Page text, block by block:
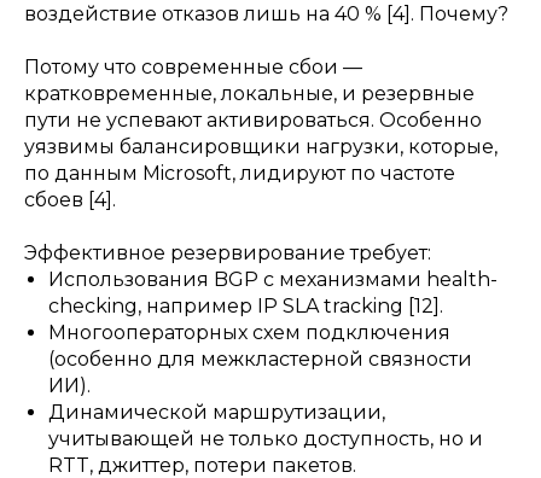
воздействие отказов лишь на 40 % [4]. Почему?
Потому что современные сбои —
кратковременные, локальные, и резервные
пути не успевают активироваться. Особенно
уязвимы балансировщики нагрузки, которые,
по данным Microsoft, лидируют по частоте
сбоев [4].
Эффективное резервирование требует:
Использования BGP с механизмами health-
checking, например IP SLA tracking [12].
Многооператорных схем подключения
(особенно для межкластерной связности
ИИ).
Динамической маршрутизации,
учитывающей не только доступность, но и
RTT, джиттер, потери пакетов.